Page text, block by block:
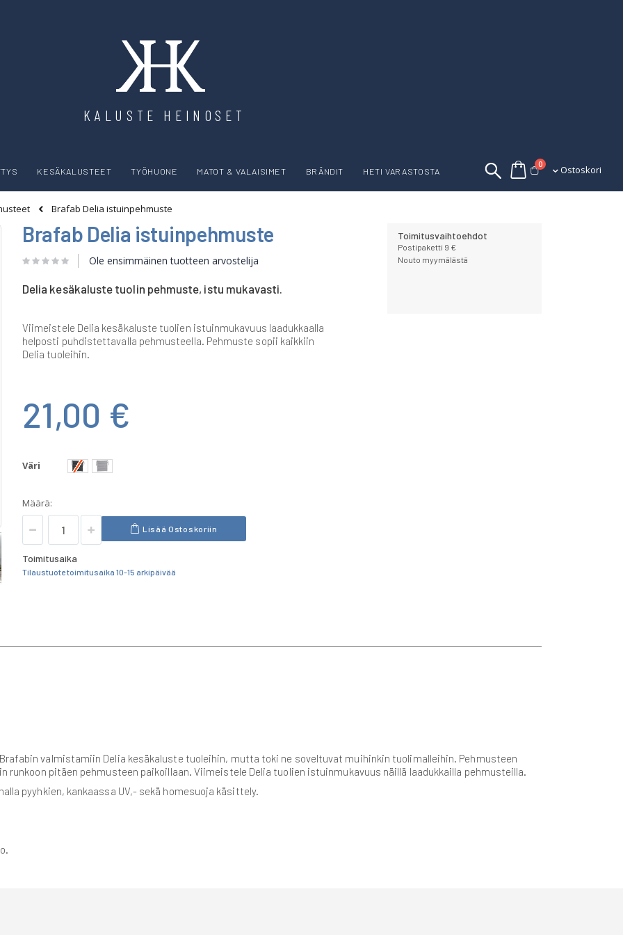
KALUSTE HEINOSET
Ostoskori
0tuotettaOstoskori
KESÄKALUSTEET TYÖHUONE MATOT & VALAISIMET BRÄNDIT HETI VARASTOSTA
Brafab Delia istuinpehmuste
Brafab Delia istuinpehmuste
Ole ensimmäinen tuotteen arvostelija
Delia kesäkaluste tuolin pehmuste, istu mukavasti.
Viimeistele Delia kesäkaluste tuolien istuinmukavuus laadukkaalla
helposti puhdistettavalla pehmusteella. Pehmuste sopii kaikkiin
Delia tuoleihin.
21,00 €
Väri
Määrä:
Lisää Ostoskoriin
Toimitusaika
Tilaustuote toimitusaika 10-15 arkipäivää
Toimitusvaihtoehdot
Postipaketti 9 €
Nouto myymälästä
valmistamiin Delia kesäkaluste tuoleihin, mutta toki ne soveltuvat muihinkin tuolimalleihin. Pehmusteen
pitäen pehmusteen paikoillaan. Viimeistele Delia tuolien istuinmukavuus näillä laadukkailla pehmusteilla.
pyyhkien, kankaassa UV,- sekä homesuoja käsittely.